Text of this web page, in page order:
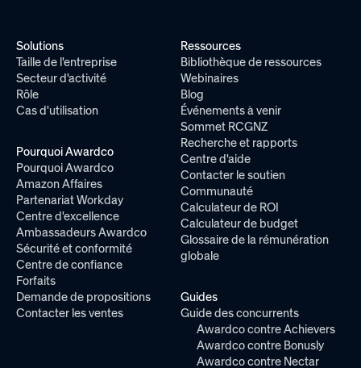
Solutions
Taille de l'entreprise
Secteur d'activité
Rôle
Cas d'utilisation
Pourquoi Awardco
Pourquoi Awardco
Amazon Affaires
Partenariat Workday
Centre d'excellence
Ambassadeurs Awardco
Sécurité et conformité
Centre de confiance
Forfaits
Demande de propositions
Contacter les ventes
Ressources
Bibliothèque de ressources
Webinaires
Blog
Événements à venir
Sommet RCGNZ
Recherche et rapports
Centre d'aide
Contacter le soutien
Communauté
Calculateur de ROI
Calculateur de budget
Glossaire de la rémunération
globale
Guides
Guide des concurrents
Awardco contre Achievers
Awardco contre Bonusly
Awardco contre Nectar